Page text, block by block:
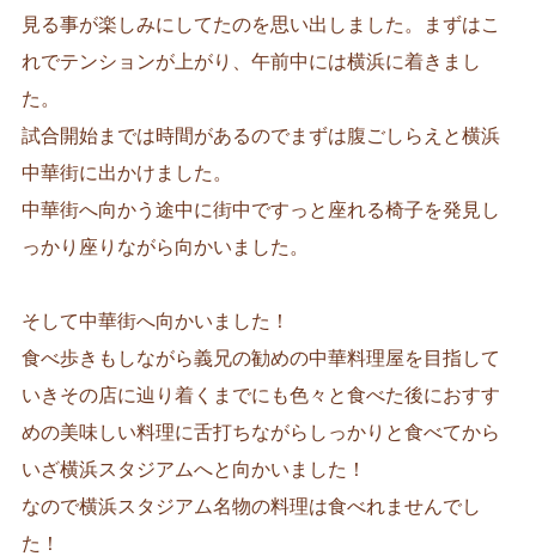
見る事が楽しみにしてたのを思い出しました。まずはこ
れでテンションが上がり、午前中には横浜に着きまし
た。
試合開始までは時間があるのでまずは腹ごしらえと横浜
中華街に出かけました。
中華街へ向かう途中に街中ですっと座れる椅子を発見し
っかり座りながら向かいました。
そして中華街へ向かいました！
食べ歩きもしながら義兄の勧めの中華料理屋を目指して
いきその店に辿り着くまでにも色々と食べた後におすす
めの美味しい料理に舌打ちながらしっかりと食べてから
いざ横浜スタジアムへと向かいました！
なので横浜スタジアム名物の料理は食べれませんでし
た！